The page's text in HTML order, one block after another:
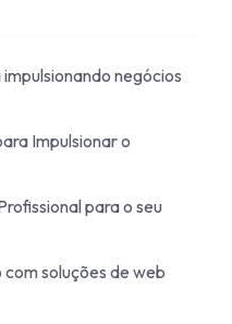
negócios
Impulsionar o
para o seu
soluções de web